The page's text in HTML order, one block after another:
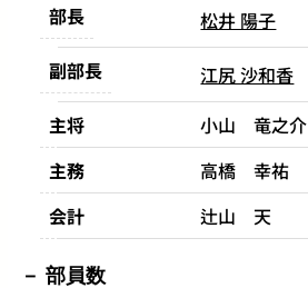
部長
松井 陽子
副部長
江尻 沙和香
主将
小山 竜之介
主務
高橋 幸祐
会計
辻山 天
部員数